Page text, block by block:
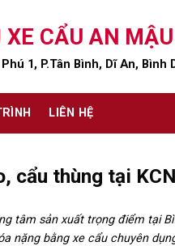
XE CẨU AN MẬU
1, P.Tân Bình, Dĩ An, Bình
LIÊN HỆ
cẩu thùng tại
tâm sản xuất trọng điểm tại
nặng bằng xe cẩu chuyên